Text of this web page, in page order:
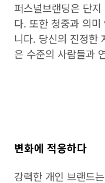
퍼스널브랜딩은 단
다. 또한 청중과 의
니다. 당신의 진정한
은 수준의 사람들과
변화에 적응하다
강력한 개인 브랜드